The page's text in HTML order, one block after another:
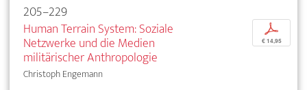
205–229
Human Terrain System: Soziale
Netzwerke und die Medien
militärischer Anthropologie
Christoph Engemann
p
€ 14,95